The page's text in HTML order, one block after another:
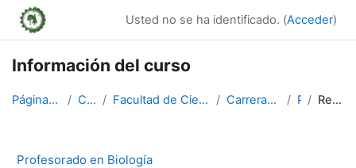
Salta al contenido principal
Usted no se ha identificado. (Acceder)
Información del curso
Página Principal Cursos Facultad de Ciencias Forestales Carreras de Grado PB Resumen
Profesorado en Biología